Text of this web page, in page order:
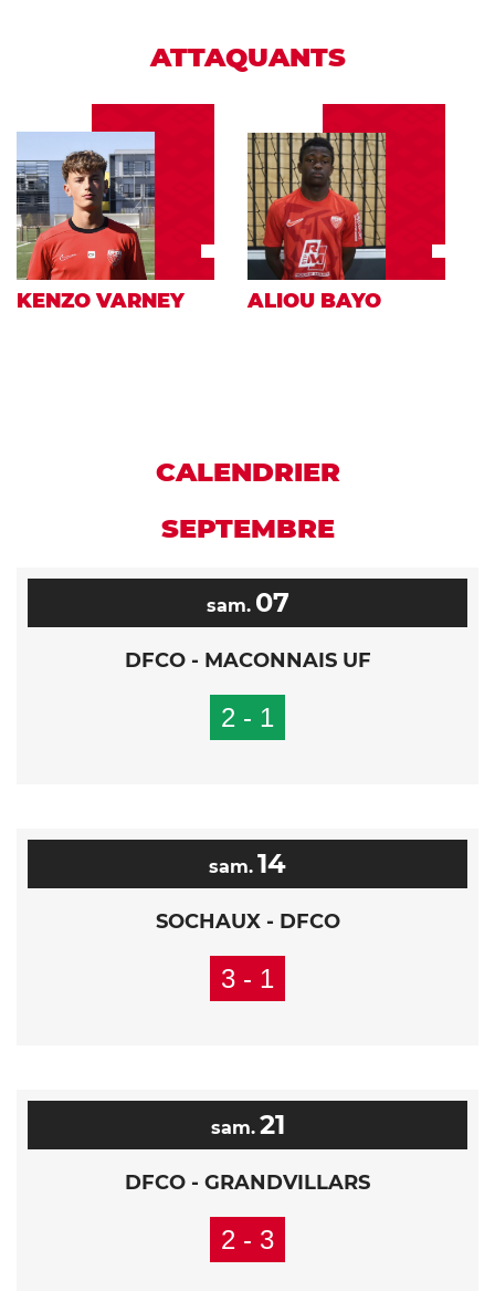
ATTAQUANTS
KENZO VARNEY ALIOU BAYO
CALENDRIER
SEPTEMBRE
sam. 07
DFCO - MACONNAIS UF
2 - 1
sam. 14
SOCHAUX - DFCO
3 - 1
sam. 21
DFCO - GRANDVILLARS
2 - 3